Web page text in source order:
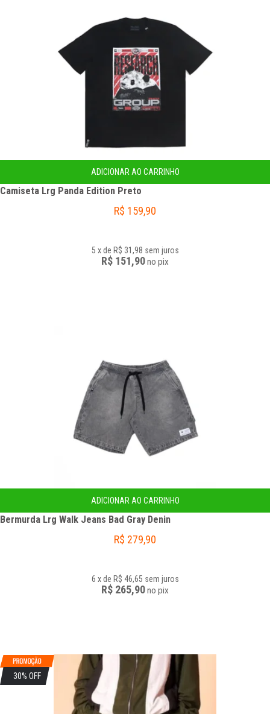
ADICIONAR AO CARRINHO
Camiseta Lrg Panda Edition Preto
R$ 159,90
5 x de R$ 31,98 sem juros
R$ 151,90no pix
ADICIONAR AO CARRINHO
Bermurda Lrg Walk Jeans Bad Gray Denin
R$ 279,90
6 x de R$ 46,65 sem juros
R$ 265,90no pix
30% OFF